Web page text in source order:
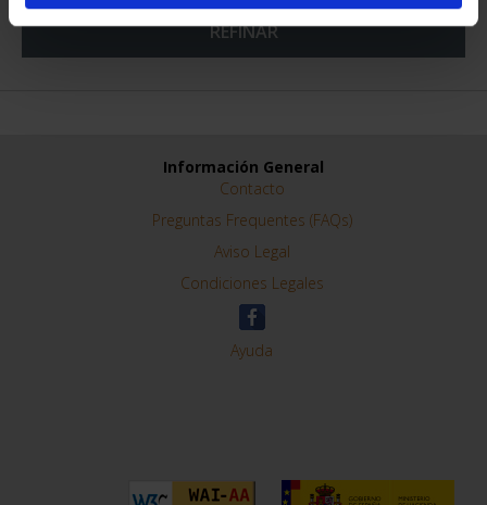
REFINAR
Información General
Contacto
Preguntas Frequentes (FAQs)
Aviso Legal
Condiciones Legales
Ayuda